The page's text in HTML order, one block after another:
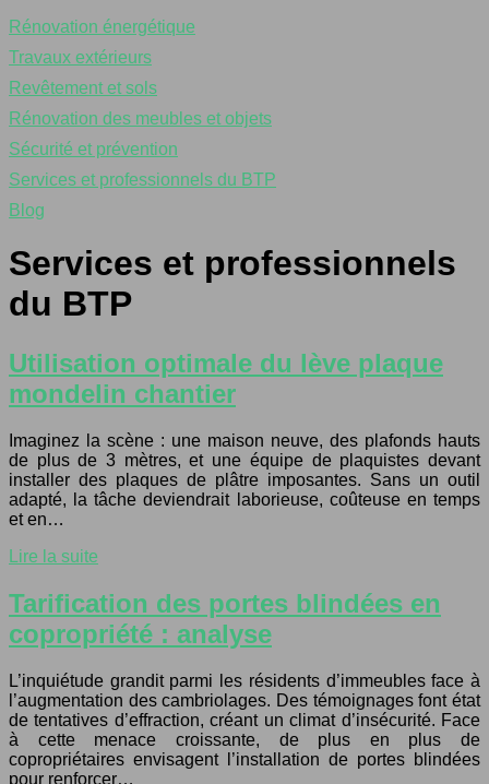
Rénovation énergétique
Travaux extérieurs
Revêtement et sols
Rénovation des meubles et objets
Sécurité et prévention
Services et professionnels du BTP
Blog
Services et professionnels
du BTP
Utilisation optimale du lève plaque
mondelin chantier
Imaginez la scène : une maison neuve, des plafonds hauts
de plus de 3 mètres, et une équipe de plaquistes devant
installer des plaques de plâtre imposantes. Sans un outil
adapté, la tâche deviendrait laborieuse, coûteuse en temps
et en…
Lire la suite
Tarification des portes blindées en
copropriété : analyse
L’inquiétude grandit parmi les résidents d’immeubles face à
l’augmentation des cambriolages. Des témoignages font état
de tentatives d’effraction, créant un climat d’insécurité. Face
à cette menace croissante, de plus en plus de
copropriétaires envisagent l’installation de portes blindées
pour renforcer…